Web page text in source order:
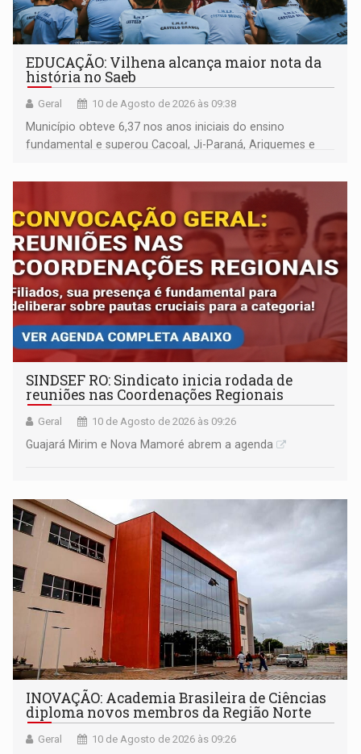
EDUCAÇÃO: Vilhena alcança maior nota da
história no Saeb
Geral 10 de Agosto de 2026 às 09:38
Município obteve 6,37 nos anos iniciais do ensino
fundamental e superou Cacoal, Ji-Paraná, Ariquemes e
SINDSEF RO: Sindicato inicia rodada de
reuniões nas Coordenações Regionais
Geral 10 de Agosto de 2026 às 09:26
Guajará Mirim e Nova Mamoré abrem a agenda
INOVAÇÃO: Academia Brasileira de Ciências
diploma novos membros da Região Norte
Geral 10 de Agosto de 2026 às 09:26